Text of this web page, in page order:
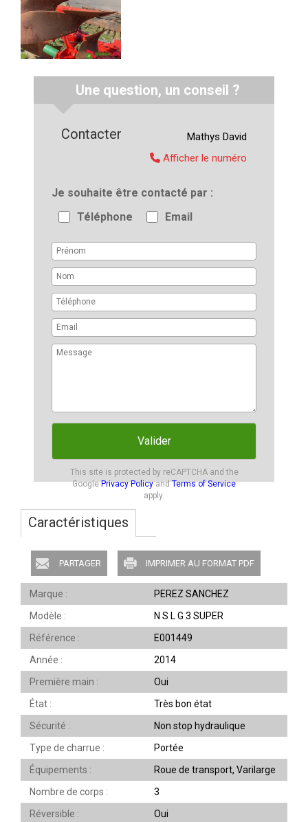
Caractéristiques
PARTAGER IMPRIMER AU FORMAT PDF
Marque
PEREZ SANCHEZ
Modèle
N S L G 3 SUPER
Référence
E001449
Année
2014
Première main
Oui
État
Très bon état
Sécurité
Non stop hydraulique
Type de charrue
Portée
Équipements
Roue de transport, Varilarge
Nombre de corps
3
Réversible
Oui
Une question, un conseil ?
Je souhaite être contacté par
Téléphone
Email
Valider
This site is protected by reCAPTCHA and the
GooglePrivacy PolicyandTerms of Service
apply.
Contacter Mathys David
Afficher le numéro